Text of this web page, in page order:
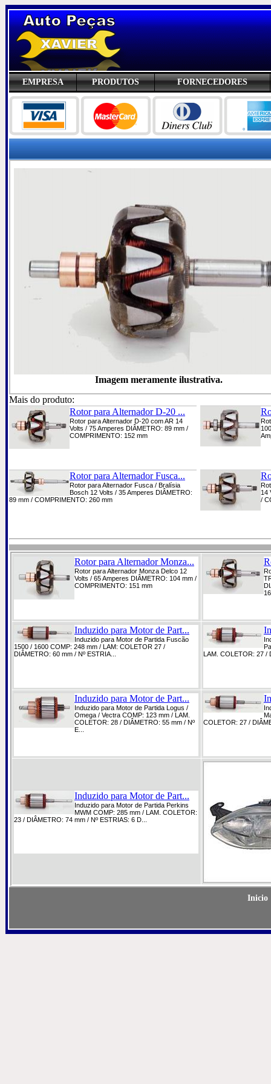
EMPRESA PRODUTOS FORNECEDORES
Imagem meramente ilustrativa.
Mais do produto:
Rotor para Alternador D-20 ...
Rotor para Alternador D-20 com AR 14
Volts / 75 Amperes DIÂMETRO: 89 mm /
COMPRIMENTO: 152 mm
Rotor para Alternador Fusca...
Rotor para Alternador Fusca / Bralísia
Bosch 12 Volts / 35 Amperes DIÂMETRO:
89 mm / COMPRIMENTO: 260 mm
14
/
Rotor para Alternador Monza...
Rotor para Alternador Monza Delco 12
Volts / 65 Amperes DIÂMETRO: 104 mm /
COMPRIMENTO: 151 mm
Induzido para Motor de Part...
Induzido para Motor de Partida Fuscão
1500 / 1600 COMP: 248 mm / LAM: COLETOR 27 /
DIÂMETRO: 60 mm / Nº ESTRIA...
LAM. COLETOR: 27 /
Induzido para Motor de Part...
Induzido para Motor de Partida Logus /
Omega / Vectra COMP: 123 mm / LAM.
COLETOR: 28 / DIÂMETRO: 55 mm / Nº
E...
COLETOR: 27 /
Induzido para Motor de Part...
Induzido para Motor de Partida Perkins
MWM COMP: 285 mm / LAM. COLETOR:
23 / DIÂMETRO: 74 mm / Nº ESTRIAS: 6 D...
Inicio